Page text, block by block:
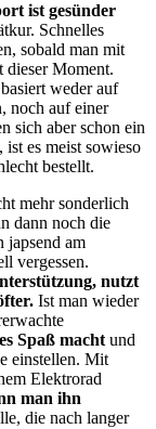
ist gesünder
Schnelles
sobald man mit
Moment.
weder auf
noch auf einer
sich aber schon ein
es meist sowieso
bestellt.
mehr sonderlich
dann noch die
japsend am
vergessen.
nutzt
Ist man wieder
Spaß macht und
einstellen. Mit
Elektrorad
man ihn
die nach langer